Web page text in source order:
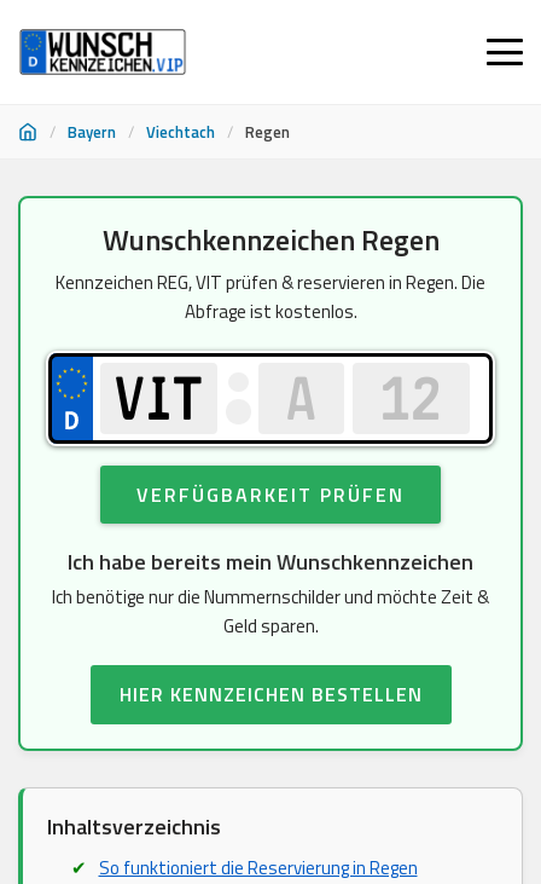
/ Bayern / Viechtach / Regen
springen
Wunschkennzeichen Regen
Kennzeichen REG, VIT prüfen & reservieren in Regen. Die
Abfrage ist kostenlos.
VERFÜGBARKEIT PRÜFEN
Ich habe bereits mein Wunschkennzeichen
Ich benötige nur die Nummernschilder und möchte Zeit &
Geld sparen.
HIER KENNZEICHEN BESTELLEN
Inhaltsverzeichnis
So funktioniert die Reservierung in Regen